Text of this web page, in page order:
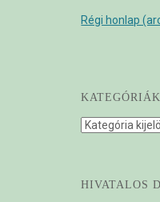
Régi honlap
KATEGÓRIÁK
Kategóriák
HIVATALOS